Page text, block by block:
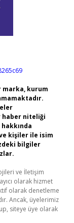
kurum
haber niteliği
kişiler ile isim
bilgiler
ve İletişim
olarak hizmet
olarak denetleme
Ancak, üyelerimiz
siteye üye olarak